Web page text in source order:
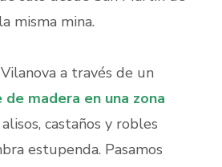
misma mina.
a través de un
madera en una zona
castaños y robles
estupenda. Pasamos